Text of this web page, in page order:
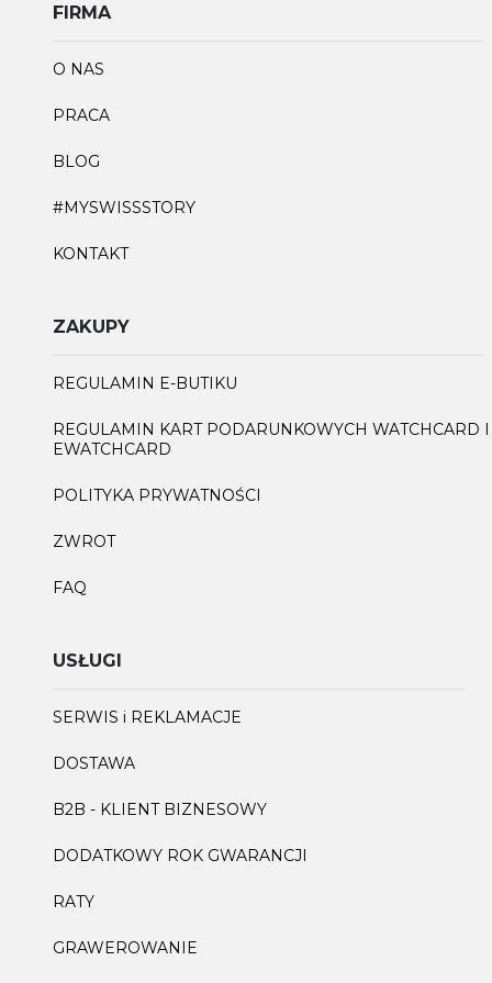
FIRMA
O NAS
PRACA
BLOG
#MYSWISSSTORY
KONTAKT
ZAKUPY
REGULAMIN E-BUTIKU
REGULAMIN KART PODARUNKOWYCH WATCHCARD I
EWATCHCARD
POLITYKA PRYWATNOŚCI
ZWROT
FAQ
USŁUGI
SERWIS i REKLAMACJE
DOSTAWA
B2B - KLIENT BIZNESOWY
DODATKOWY ROK GWARANCJI
RATY
GRAWEROWANIE